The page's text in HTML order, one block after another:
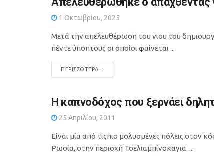
1 Οκτωβρίου, 2025
Μετά την απελευθέρωση του γιου του
πέντε ύποπτους οι οποίοι φαίνεται ...
ΠΕΡΙΣΣΌΤΕΡΑ...
Η καπνοδόχος που ξερνάει
25 Απριλίου, 2011
Είναι µία από τιςπιο µολυσµένες πόλεις
Ρωσία, στην περιοχή Τσελιαµπίνσκαγια. ...